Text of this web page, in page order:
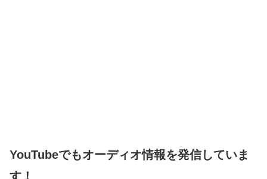
YouTubeでもオーディオ情報を発信していま
す！